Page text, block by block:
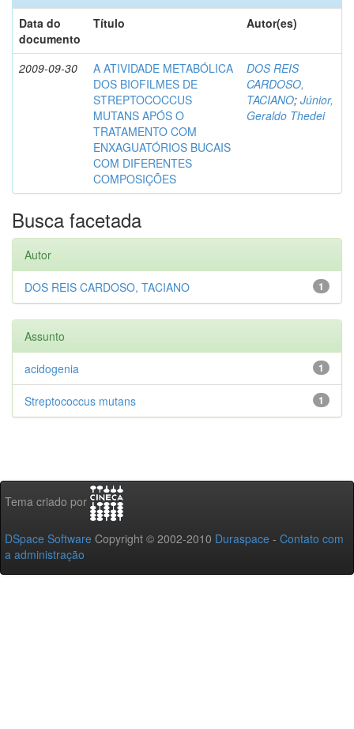
Data do
documento
Título Autor(es)
2009-09-30
A ATIVIDADE METABÓLICA
DOS BIOFILMES DE
STREPTOCOCCUS
MUTANS APÓS O
TRATAMENTO COM
ENXAGUATÓRIOS BUCAIS
COM DIFERENTES
COMPOSIÇÕES
DOS REIS
CARDOSO,
TACIANO; Júnior,
Geraldo Thedei
Busca facetada
Autor
1
DOS REIS CARDOSO, TACIANO
Assunto
1
acidogenia
1
Streptococcus mutans
Tema criado por
DSpace Software Copyright © 2002-2010 Duraspace - Contato com
a administração